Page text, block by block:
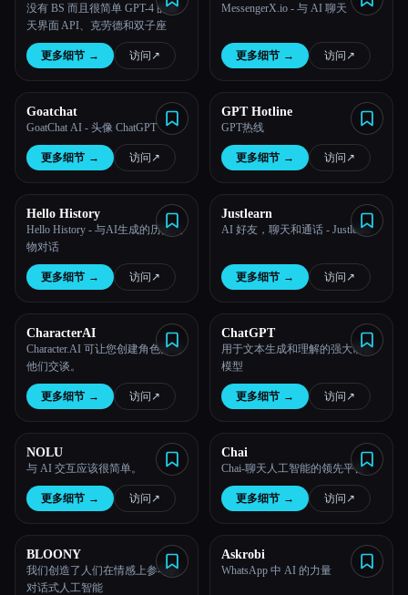
没有 BS 而且很简单 GPT-4 的聊
天界面 API、克劳德和双子座
更多细节 → 访问 ↗︎
MessengerX.io - 与 AI 聊天
更多细节 → 访问 ↗︎
Goatchat
GoatChat AI - 头像 ChatGPT
更多细节 → 访问 ↗︎
GPT Hotline
GPT热线
更多细节 → 访问 ↗︎
Hello History
Hello History - 与AI生成的历史人
物对话
更多细节 → 访问 ↗︎
Justlearn
AI 好友，聊天和通话 - Justlearn
更多细节 → 访问 ↗︎
CharacterAI
Character.AI 可让您创建角色并与
他们交谈。
更多细节 → 访问 ↗︎
ChatGPT
用于文本生成和理解的强大语言
模型
更多细节 → 访问 ↗︎
NOLU
与 AI 交互应该很简单。
更多细节 → 访问 ↗︎
Chai
Chai-聊天人工智能的领先平台。
更多细节 → 访问 ↗︎
BLOONY
我们创造了人们在情感上参与的
对话式人工智能
Askrobi
WhatsApp 中 AI 的力量